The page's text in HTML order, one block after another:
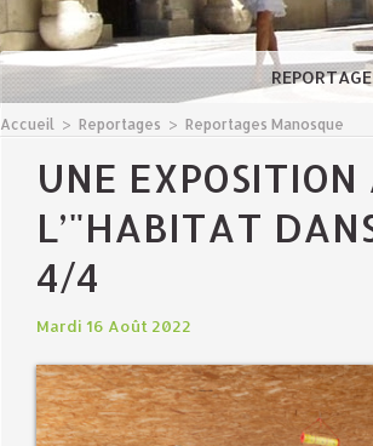
Accueil > Reportages > Reportages Manosque
UNE
L’"HABITAT
4/4
Mardi 16 Août 2022